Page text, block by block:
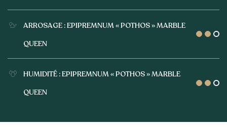
ARROSAGE : EPIPREMNUM « POTHOS » MARBLE
QUEEN
HUMIDITÉ : EPIPREMNUM « POTHOS » MARBLE
QUEEN